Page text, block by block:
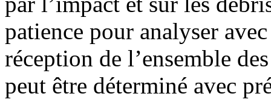
patience pour analyser
réception de l’ensemble
peut être déterminé avec